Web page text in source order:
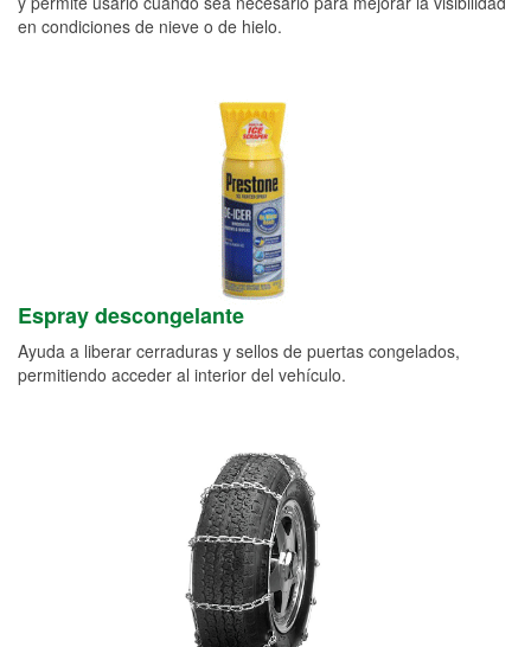
en condiciones de nieve o de hielo.
Espray descongelante
Ayuda a liberar cerraduras y sellos de puertas congelados,
permitiendo acceder al interior del vehículo.